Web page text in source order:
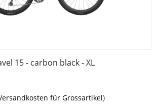
15 - carbon black - XL
für Grossartikel)